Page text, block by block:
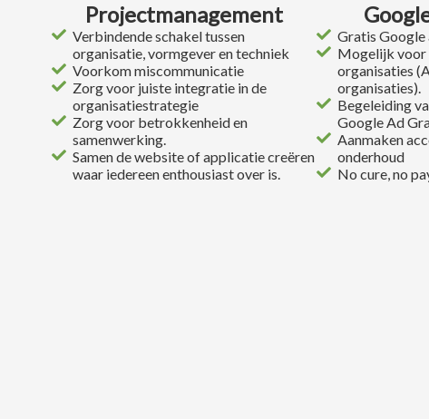
Projectmanagement
Verbindende schakel tussen
organisatie, vormgever en techniek
Voorkom miscommunicatie
Zorg voor juiste integratie in de
organisatiestrategie
Zorg voor betrokkenheid en
samenwerking.
Samen de website of applicatie creëren
waar iedereen enthousiast over is.
Gratis
Mogelijk voor
organisaties
organisaties).
Begeleiding
Google Ad
Aanmaken
onderhoud
No cure, no